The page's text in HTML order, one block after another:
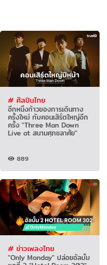
# ศิลปินไทย
อีกหนึ่งก้าวของการเดินทาง
ครั้งใหม่ กับคอนเสิร์ตใหญ่อีก
ครั้ง "Three Man Down
Live at สนามศุภชลาศัย"
889
# ข่าวเพลงไทย
"Only Monday" ปล่อยอัลบั้ม